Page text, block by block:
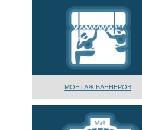
МОНТАЖ БАННЕРОВ